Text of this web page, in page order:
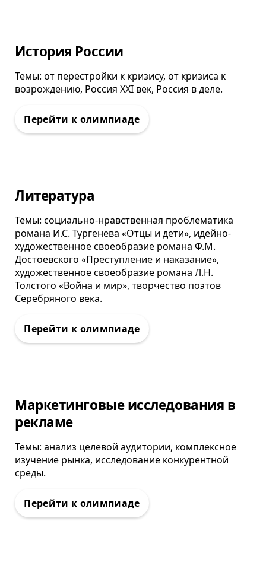
Олимпиада
История России
Темы: от перестройки к кризису, от кризиса к
возрождению, Россия ХХI век, Россия в деле.
Олимпиада
Литература
Темы: социально-нравственная проблематика
романа И.С. Тургенева «Отцы и дети», идейно-
художественное своеобразие романа Ф.М.
Достоевского «Преступление и наказание»,
художественное своеобразие романа Л.Н.
Толстого «Война и мир», творчество поэтов
Серебряного века.
Олимпиада
Маркетинговые исследования в
рекламе
Темы: анализ целевой аудитории, комплексное
изучение рынка, исследование конкурентной
среды.